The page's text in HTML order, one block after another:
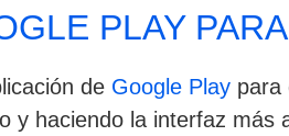
PLAY
de Google Play para
y haciendo la interfaz más